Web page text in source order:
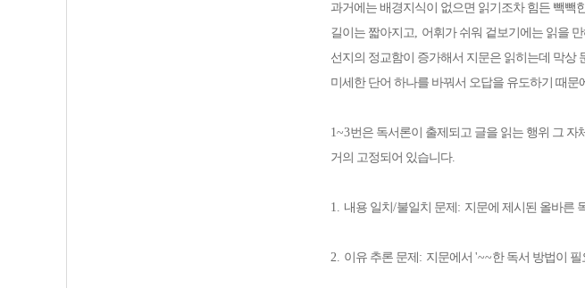
과거에는 배경지식이 없으면 읽기조차 힘든 빽빽
길이는 짧아지고, 어휘가 쉬워 겉보기에는 읽을
선지의 정교함이 증가해서 지문은 읽히는데 막상
미세한 단어 하나를 바꿔서 오답을 유도하기 때
1~3번은 독서론이 출제되고 글을 읽는 행위 그 자
거의 고정되어 있습니다.
1. 내용 일치 /불일치 문제 : 지문에 제시된 올바른
2. 이유 추론 문제 : 지문에서 '~~한 독서 방법이 필